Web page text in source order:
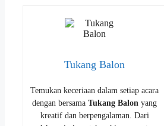
Tukang Balon
Temukan keceriaan dalam setiap acara
dengan bersamaTukang Balon yang
kreatif dan berpengalaman. Dari